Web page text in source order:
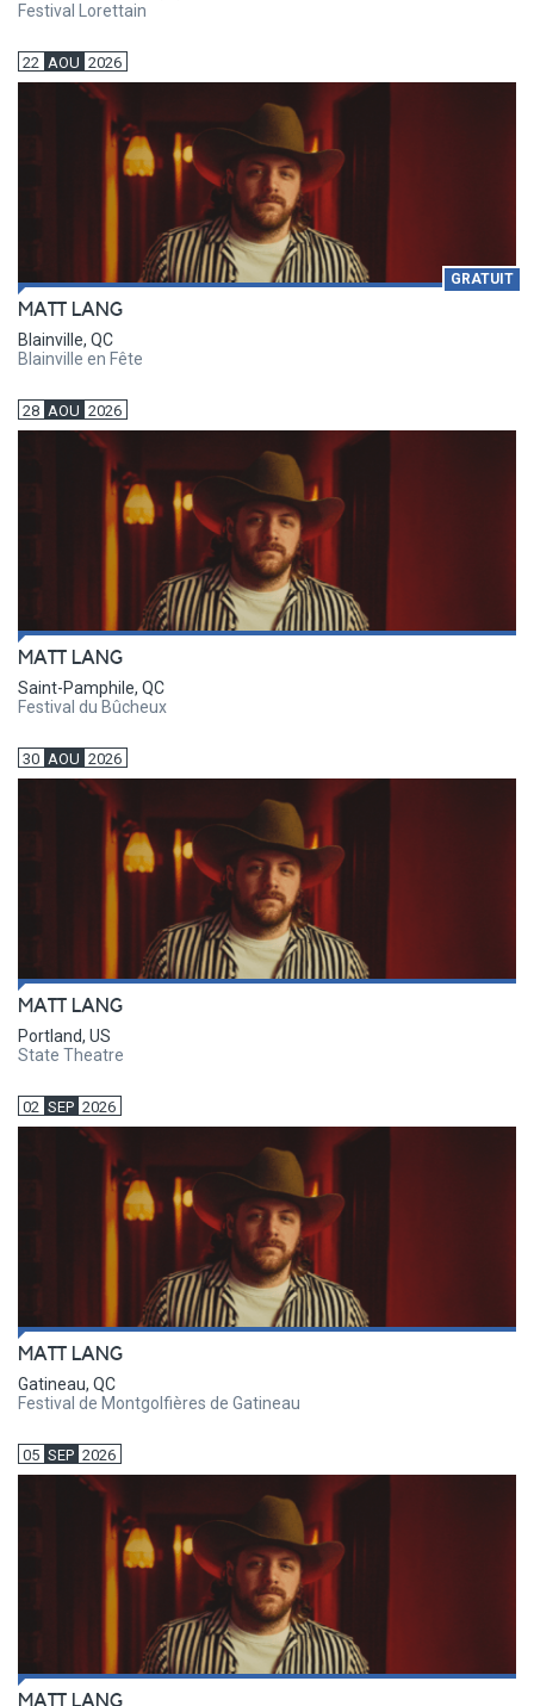
Festival Lorettain
22 AOU 2026
GRATUIT
MATT LANG
Blainville, QC
Blainville en Fête
28 AOU 2026
MATT LANG
Saint-Pamphile, QC
Festival du Bûcheux
30 AOU 2026
MATT LANG
Portland, US
State Theatre
02 SEP 2026
MATT LANG
Gatineau, QC
Festival de Montgolfières de Gatineau
05 SEP 2026
MATT LANG